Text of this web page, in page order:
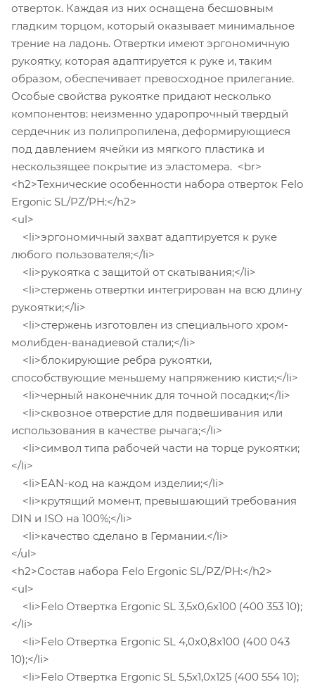
отверток. Каждая из них оснащена бесшовным
гладким торцом, который оказывает минимальное
трение на ладонь. Отвертки имеют эргономичную
рукоятку, которая адаптируется к руке и, таким
образом, обеспечивает превосходное прилегание.
Особые свойства рукоятке придают несколько
компонентов: неизменно ударопрочный твердый
сердечник из полипропилена, деформирующиеся
под давлением ячейки из мягкого пластика и
нескользящее покрытие из эластомера. <br>
<h2>Технические особенности набора отверток Felo
Ergonic SL/PZ/PH:</h2>
<ul>
<li>эргономичный захват адаптируется к руке
любого пользователя;</li>
<li>рукоятка с защитой от скатывания;</li>
<li>стержень отвертки интегрирован на всю длину
рукоятки;</li>
<li>стержень изготовлен из специального хром-
молибден-ванадиевой стали;</li>
<li>блокирующие ребра рукоятки,
способствующие меньшему напряжению кисти;</li>
<li>черный наконечник для точной посадки;</li>
<li>сквозное отверстие для подвешивания или
использования в качестве рычага;</li>
<li>символ типа рабочей части на торце рукоятки;
</li>
<li>EAN-код на каждом изделии;</li>
<li>крутящий момент, превышающий требования
DIN и ISO на 100%;</li>
<li>качество сделано в Германии.</li>
</ul>
<h2>Состав набора Felo Ergonic SL/PZ/PH:</h2>
<ul>
<li>Felo Отвертка Ergonic SL 3,5x0,6x100 (400 353 10);
</li>
<li>Felo Отвертка Ergonic SL 4,0x0,8x100 (400 043
10);</li>
<li>Felo Отвертка Ergonic SL 5,5x1,0x125 (400 554 10);